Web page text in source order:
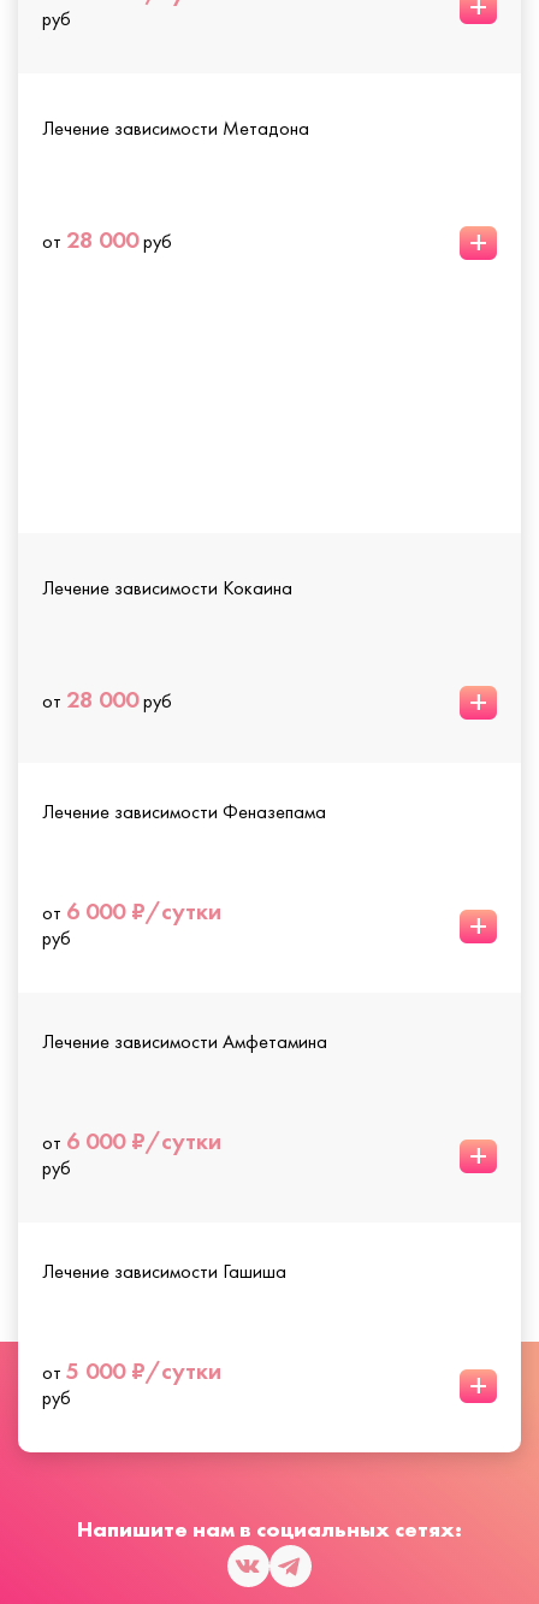
руб
Лечение зависимости Метадона
от 28 000руб +
Лечение зависимости Кокаина
от 28 000руб +
Лечение зависимости Феназепама
от 6 000 ₽/сутки
руб +
Лечение зависимости Амфетамина
от 6 000 ₽/сутки
руб +
Лечение зависимости Гашиша
от 5 000 ₽/сутки
руб +
Напишите нам в социальных сетях: